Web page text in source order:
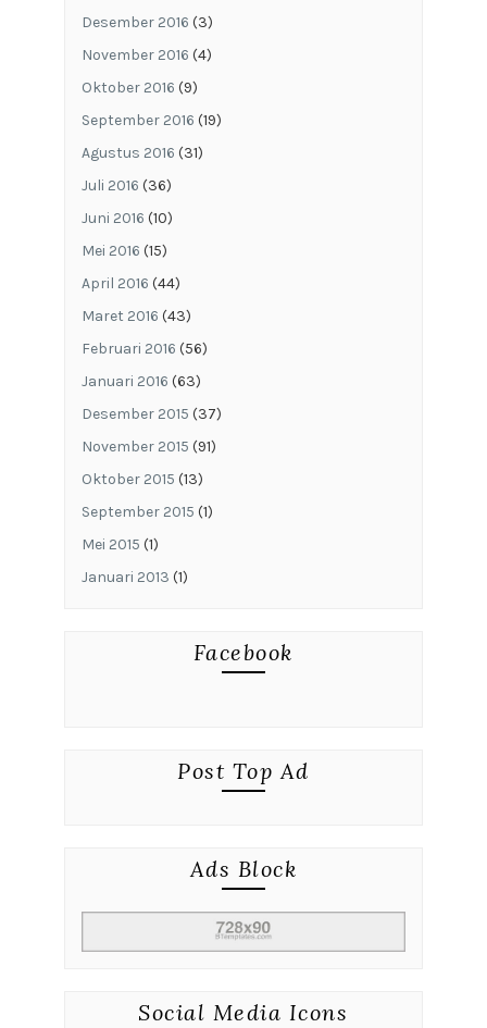
Desember 2016 (3)
November 2016 (4)
Oktober 2016 (9)
September 2016 (19)
Agustus 2016 (31)
Juli 2016 (36)
Juni 2016 (10)
Mei 2016 (15)
April 2016 (44)
Maret 2016 (43)
Februari 2016 (56)
Januari 2016 (63)
Desember 2015 (37)
November 2015 (91)
Oktober 2015 (13)
September 2015 (1)
Mei 2015 (1)
Januari 2013 (1)
Facebook
Post Top Ad
Ads Block
Social Media Icons